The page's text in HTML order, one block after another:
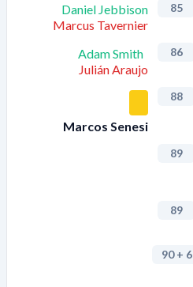
Daniel Jebbison
Marcus Tavernier
85
Adam Smith
Julián Araujo
86
Marcos Senesi
88
89
89
90+ 6